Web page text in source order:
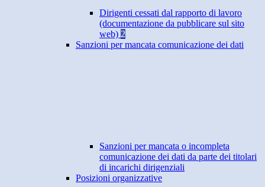
Dirigenti cessati dal rapporto di lavoro
(documentazione da pubblicare sul sito
web) 2
Sanzioni per mancata comunicazione dei dati
Sanzioni per mancata o incompleta
comunicazione dei dati da parte dei titolari
di incarichi dirigenziali
Posizioni organizzative